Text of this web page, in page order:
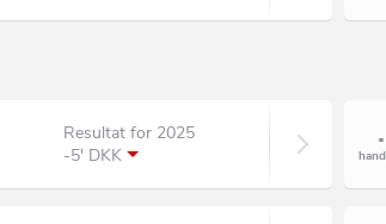
Resultat for 2025
-5' DKK